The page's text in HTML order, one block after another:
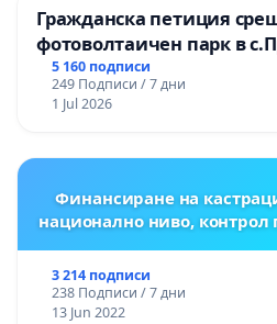
Гражданска петиция
фотоволтаичен парк в
Радомир
5 160 подписи
249 Подписи / 7 дни
1 Jul 2026
Финансиране на
национално ниво,
3 214 подписи
238 Подписи / 7 дни
13 Jun 2022